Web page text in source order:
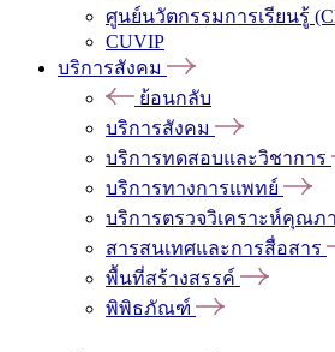
ศูนย์นวัตกรรมการเรียนรู้
CUVIP
บริการสังคม
ย้อนกลับ
บริการสังคม
บริการทดสอบและวิชาการ
บริการทางการแพทย์
บริการตรวจวิเคราะห์คุณภ
สารสนเทศและการสื่อสาร
พื้นที่สร้างสรรค์
พิพิธภัณฑ์